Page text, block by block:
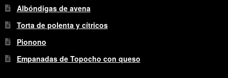
Albóndigas de avena
Torta de polenta y cítricos
Pionono
Empanadas de Topocho con queso